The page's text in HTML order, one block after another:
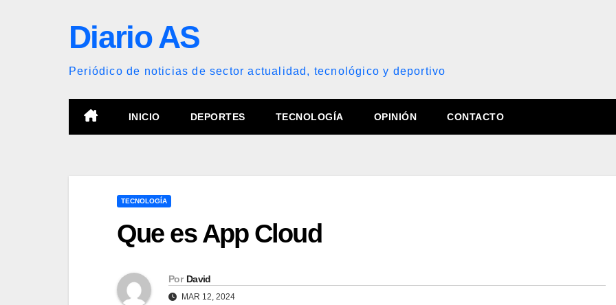
Diario AS
Periódico de noticias de sector actualidad, tecnológico y deportivo
INICIO DEPORTES TECNOLOGÍA OPINIÓN CONTACTO
TECNOLOGÍA
Que es App Cloud
Por David
MAR 12, 2024